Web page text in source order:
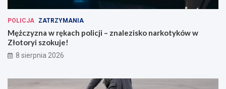
POLICJA ZATRZYMANIA
Mężczyzna w rękach policji – znalezisko narkotyków w
Złotoryi szokuje!
8 sierpnia 2026